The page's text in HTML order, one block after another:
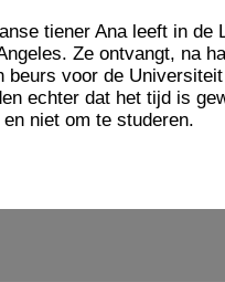
tiener Ana leeft in de
Ze ontvangt, na
beurs voor de
echter dat het tijd is
niet om te studeren.